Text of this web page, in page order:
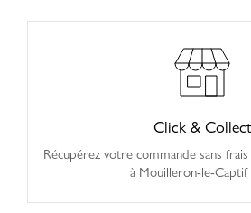
Click & Collect
Récupérez votre commande sans
à Mouilleron-le-